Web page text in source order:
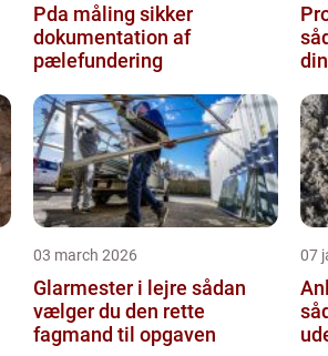
Pda måling sikker
dokumentation af
pælefundering
03 march 2026
Glarmester i lejre sådan
vælger du den rette
fagmand til opgaven
07